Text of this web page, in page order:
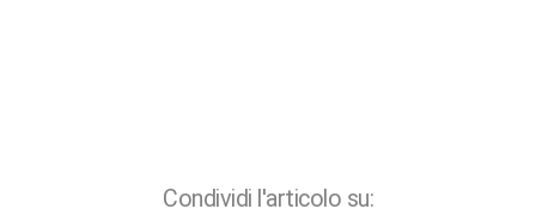
Condividi l'articolo su: